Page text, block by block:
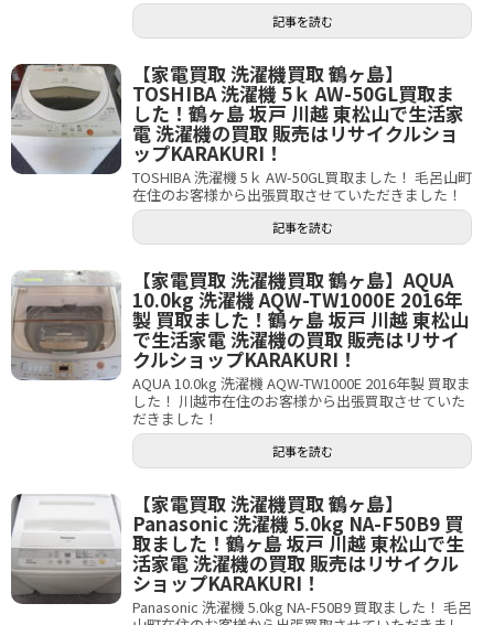
記事を読む
【家電買取 洗濯機買取 鶴ヶ島】
TOSHIBA 洗濯機 5ｋ AW-50GL買取ま
した！鶴ヶ島 坂戸 川越 東松山で生活家
電 洗濯機の買取 販売はリサイクルショ
ップKARAKURI！
TOSHIBA 洗濯機 5ｋ AW-50GL買取ました！ 毛呂山町
在住のお客様から出張買取させていただきました！
記事を読む
【家電買取 洗濯機買取 鶴ヶ島】AQUA
10.0kg 洗濯機 AQW-TW1000E 2016年
製 買取ました！鶴ヶ島 坂戸 川越 東松山
で生活家電 洗濯機の買取 販売はリサイ
クルショップKARAKURI！
AQUA 10.0kg 洗濯機 AQW-TW1000E 2016年製 買取ま
した！ 川越市在住のお客様から出張買取させていた
だきました！
記事を読む
【家電買取 洗濯機買取 鶴ヶ島】
Panasonic 洗濯機 5.0kg NA-F50B9 買
取ました！鶴ヶ島 坂戸 川越 東松山で生
活家電 洗濯機の買取 販売はリサイクル
ショップKARAKURI！
Panasonic 洗濯機 5.0kg NA-F50B9 買取ました！ 毛呂